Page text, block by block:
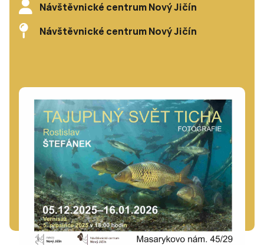
Návštěvnické centrum Nový Jičín
Návštěvnické centrum Nový Jičín